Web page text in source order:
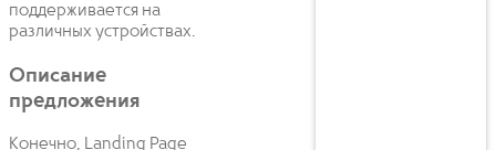
поддерживается на
различных устройствах.
Описание
предложения
Конечно, Landing Page